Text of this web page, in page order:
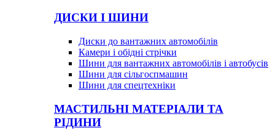
ДИСКИ І ШИНИ
Диски до вантажних автомобілів
Камери і обідні стрічки
Шини для вантажних автомобілів і автобусів
Шини для сільгоспмашин
Шини для спецтехніки
МАСТИЛЬНІ МАТЕРІАЛИ ТА
РІДИНИ